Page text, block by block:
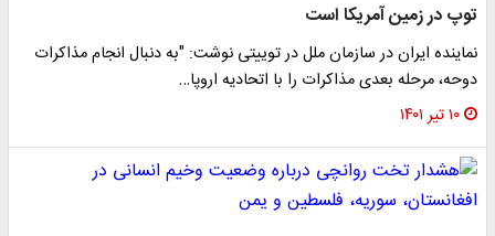
توپ در زمین آمریکا است
نماینده ایران در سازمان ملل در توییتی نوشت: ‌"به دنبال انجام مذاکرات
دوحه، مرحله بعدی مذاکرات را با اتحادیه اروپا…
۱۰ تیر ۱۴۰۱